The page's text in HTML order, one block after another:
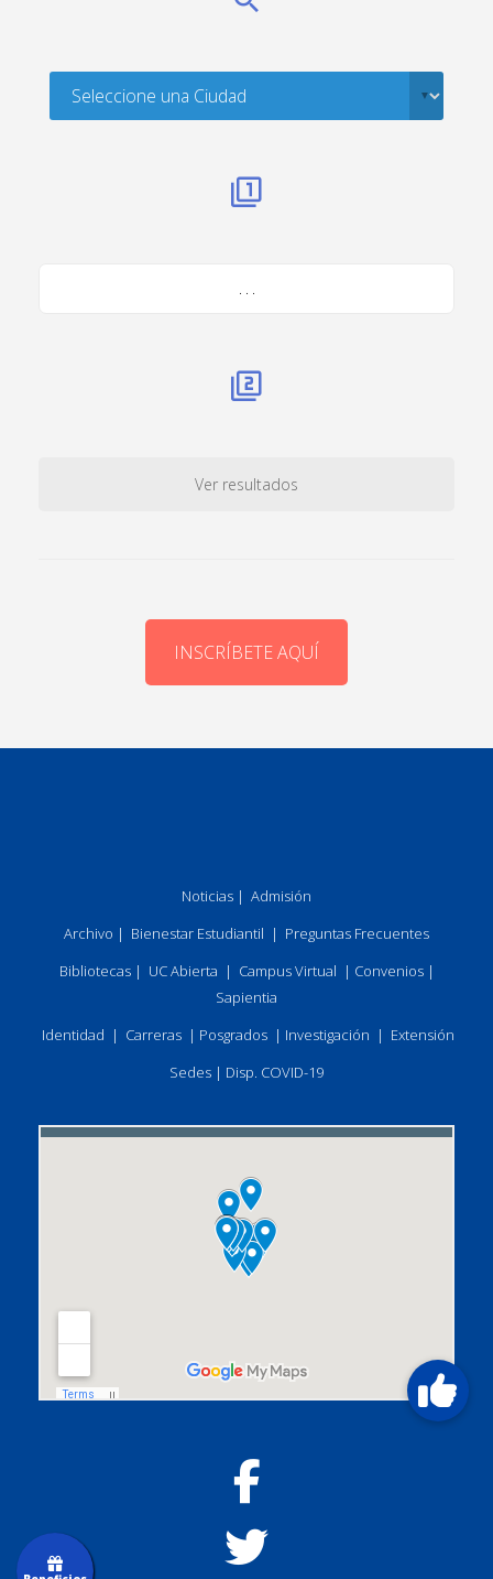
. . .
Ver resultados
INSCRÍBETE AQUÍ
Noticias | Admisión
Archivo | Bienestar Estudiantil | Preguntas Frecuentes
Bibliotecas| UC Abierta | Campus Virtual | Convenios|
Sapientia
Identidad | Carreras | Posgrados | Investigación | Extensión
Sedes | Disp. COVID-19